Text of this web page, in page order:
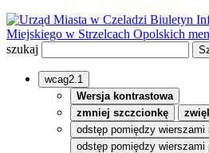
Biuletyn
Miejskiego w Strzelcach Opolskich
szukaj
wcag2.1
Wersja kontrastowa
zmniej szczcionkę
odstęp pomiędzy wierszami
odstęp pomiędzy wierszami